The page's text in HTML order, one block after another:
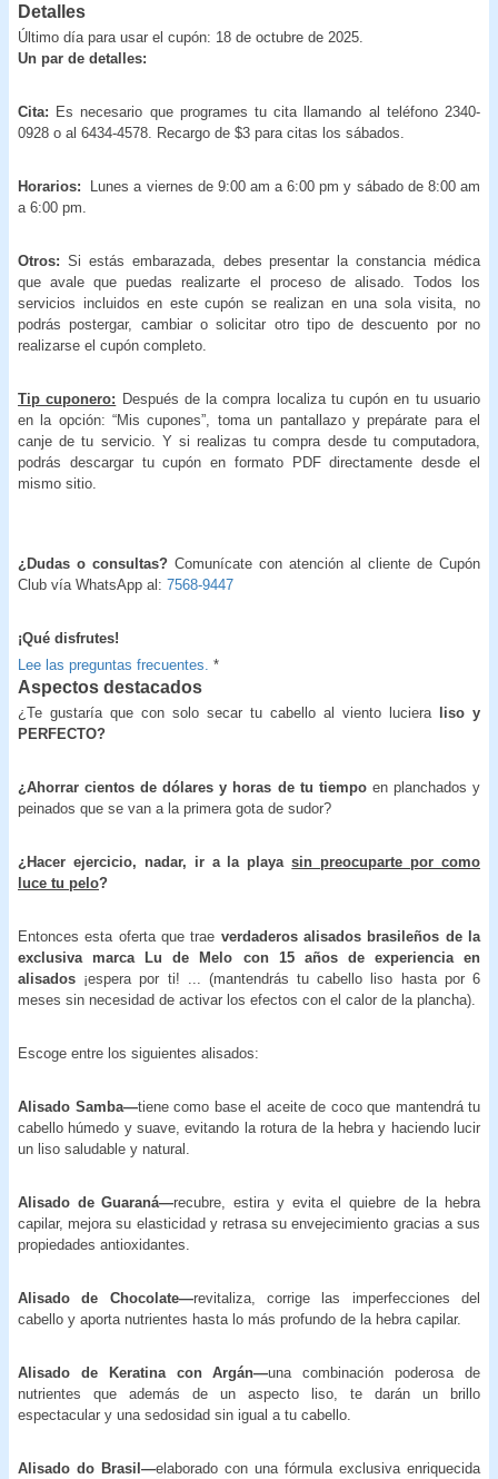
Detalles
Último día para usar el cupón: 18 de octubre de 2025.
Un par de detalles:
Cita: Es necesario que programes tu cita llamando al teléfono 2340-
0928 o al 6434-4578. Recargo de $3 para citas los sábados.
Horarios:
Lunes a viernes de 9:00 am a 6:00 pm y sábado de 8:00 am
a 6:00 pm.
Otros: Si estás embarazada, debes presentar la constancia médica
que avale que puedas realizarte el proceso de alisado. Todos los
servicios incluidos en este cupón se realizan en una sola visita, no
podrás postergar, cambiar o solicitar otro tipo de descuento por no
realizarse el cupón completo.
Tip cuponero: Después de la compra localiza tu cupón en tu usuario
en la opción: “Mis cupones”, toma un pantallazo y prepárate para el
canje de tu servicio. Y si realizas tu compra desde tu computadora,
podrás descargar tu cupón en formato PDF directamente desde el
mismo sitio.
¿Dudas o consultas? Comunícate con atención al cliente de Cupón
Club vía WhatsApp al: 7568-9447
¡Qué disfrutes!
Lee las preguntas frecuentes. *
Aspectos destacados
¿Te gustaría que con solo secar tu cabello al viento luciera liso y
PERFECTO?
¿Ahorrar cientos de dólares y horas de tu tiempo en planchados y
peinados que se van a la primera gota de sudor?
¿Hacer ejercicio, nadar, ir a la playasin preocuparte por como
luce tu pelo?
Entonces esta oferta que trae verdaderos alisados brasileños de la
exclusiva marca Lu de Melo con 15 años de experiencia en
alisados ¡espera por ti! ... (mantendrás tu cabello liso hasta por 6
meses sin necesidad de activar los efectos con el calor de la plancha).
Escoge entre los siguientes alisados:
Alisado Samba—tiene como base el aceite de coco que mantendrá tu
cabello húmedo y suave, evitando la rotura de la hebra y haciendo lucir
un liso saludable y natural.
Alisado de Guaraná—recubre, estira y evita el quiebre de la hebra
capilar, mejora su elasticidad y retrasa su envejecimiento gracias a sus
propiedades antioxidantes.
Alisado de Chocolate—revitaliza, corrige las imperfecciones del
cabello y aporta nutrientes hasta lo más profundo de la hebra capilar.
Alisado de Keratina con Argán—una combinación poderosa de
nutrientes que además de un aspecto liso, te darán un brillo
espectacular y una sedosidad sin igual a tu cabello.
Alisado do Brasil—elaborado con una fórmula exclusiva enriquecida